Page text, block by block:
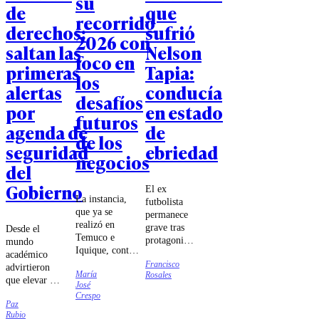
de
derechos:
saltan las
primeras
alertas
por
agenda de
seguridad
del
Gobierno
Desde el
mundo
académico
advirtieron
que elevar a
constitucional
Paz
Rubio
recorrido
2026 con
foco en
los
desafíos
futuros
de los
negocios
La instancia,
que ya se
realizó en
Temuco e
Iquique, contó
Ignacio Briones
y Katherina
Canales,
María
José
Crespo
que
sufrió
Nelson
Tapia:
conducía
en estado
de
ebriedad
El ex
futbolista
permanece
grave tras
protagonizar
accidente de
tránsito en
Francisco
Rosales